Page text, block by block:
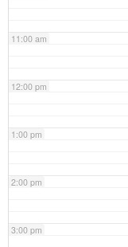
11:00 am
12:00 pm
1:00 pm
2:00 pm
3:00 pm